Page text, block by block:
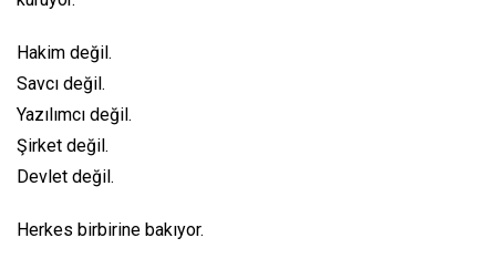
Hakim değil.
Savcı değil.
Yazılımcı değil.
Şirket değil.
Devlet değil.
Herkes birbirine bakıyor.